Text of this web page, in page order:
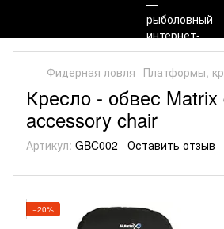
Фидерная ловля Платформы,
Кресло - обвес Matrix
accessory chair
Артикул: GBC002 Оставить отзыв
−20%